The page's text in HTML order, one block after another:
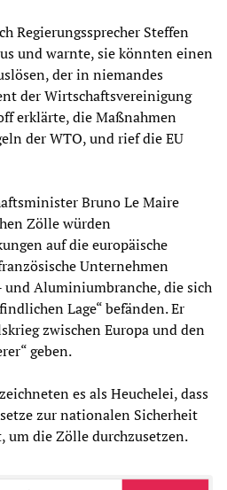
Regierungssprecher Steffen
und warnte, sie könnten einen
der in niemandes
der Wirtschaftsvereinigung
erklärte, die Maßnahmen
der WTO, und rief die EU
Bruno Le Maire
Zölle würden
auf die europäische
Unternehmen
und Aluminiumbranche, die sich
Lage“ befänden. Er
zwischen Europa und den
geben.
es als Heuchelei, dass
zur nationalen Sicherheit
um die Zölle durchzusetzen.